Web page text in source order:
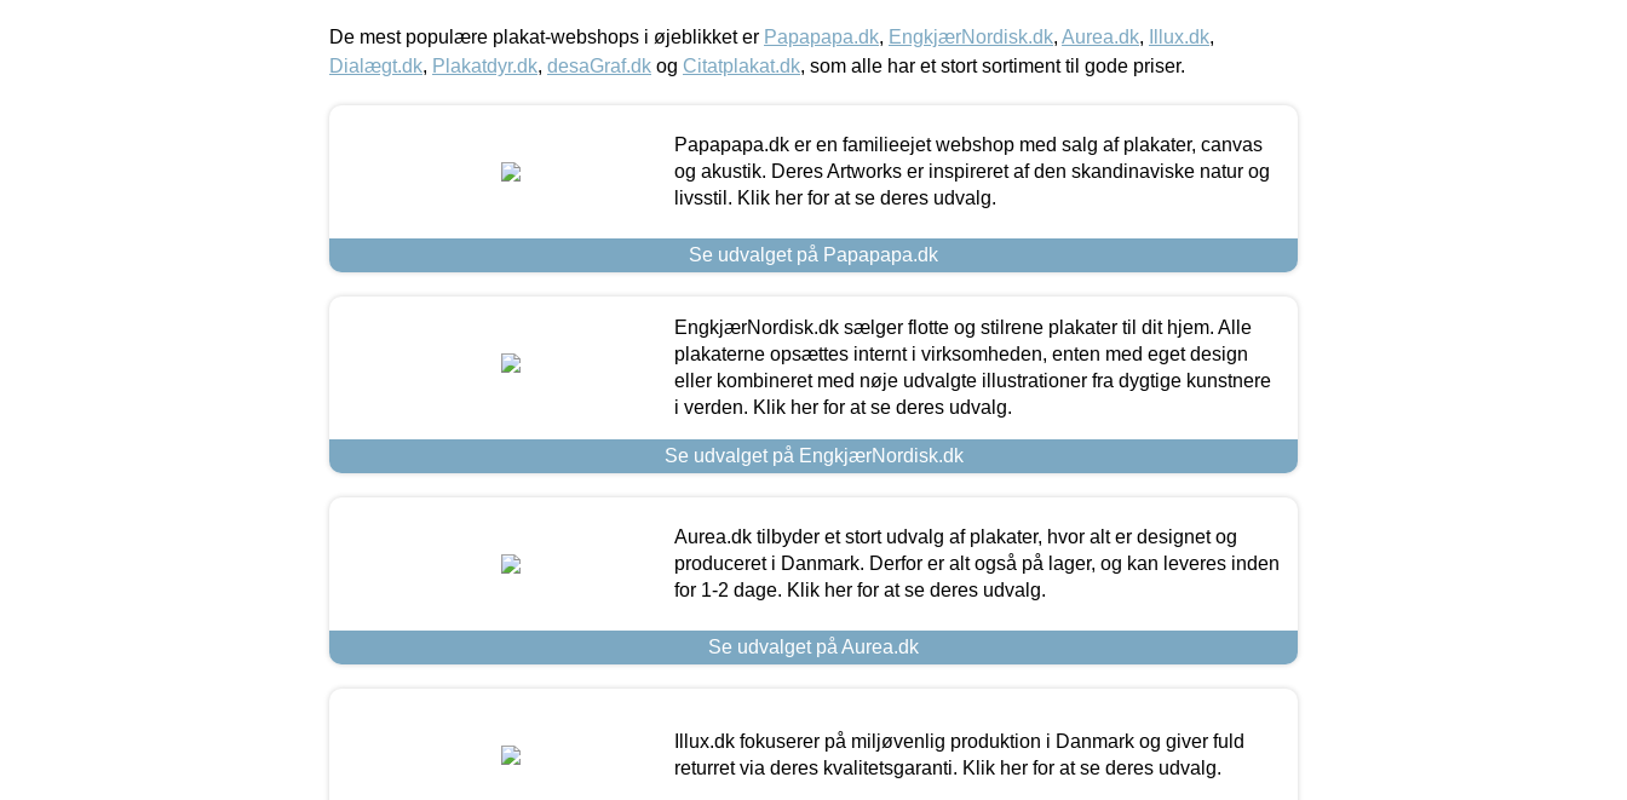
De mest populære plakat-webshops i øjeblikket er Papapapa.dk, EngkjærNordisk.dk, Aurea.dk, Illux.dk,
Dialægt.dk, Plakatdyr.dk, desaGraf.dk og Citatplakat.dk, som alle har et stort sortiment til gode priser.
Papapapa.dk er en familieejet webshop med salg af plakater, canvas
og akustik. Deres Artworks er inspireret af den skandinaviske natur og
livsstil. Klik her for at se deres udvalg.
Se udvalget på Papapapa.dk
EngkjærNordisk.dk sælger flotte og stilrene plakater til dit hjem. Alle
plakaterne opsættes internt i virksomheden, enten med eget design
eller kombineret med nøje udvalgte illustrationer fra dygtige kunstnere
i verden. Klik her for at se deres udvalg.
Se udvalget på EngkjærNordisk.dk
Aurea.dk tilbyder et stort udvalg af plakater, hvor alt er designet og
produceret i Danmark. Derfor er alt også på lager, og kan leveres inden
for 1-2 dage. Klik her for at se deres udvalg.
Se udvalget på Aurea.dk
Illux.dk fokuserer på miljøvenlig produktion i Danmark og giver fuld
returret via deres kvalitetsgaranti. Klik her for at se deres udvalg.